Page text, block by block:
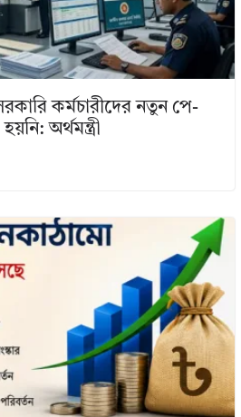
কর্মচারীদের নতুন পে-
অর্থমন্ত্রী